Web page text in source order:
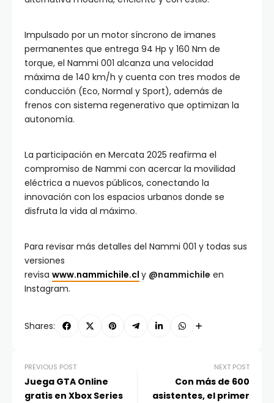
Impulsado por un motor síncrono de imanes
permanentes que entrega 94 Hp y 160 Nm de
torque, el Nammi 001 alcanza una velocidad
máxima de 140 km/h y cuenta con tres modos de
conducción (Eco, Normal y Sport), además de
frenos con sistema regenerativo que optimizan la
autonomía.
La participación en Mercata 2025 reafirma el
compromiso de Nammi con acercar la movilidad
eléctrica a nuevos públicos, conectando la
innovación con los espacios urbanos donde se
disfruta la vida al máximo.
Para revisar más detalles del Nammi 001 y todas sus
versiones
revisa www.nammichile.cl y @nammichile en
Instagram.
Shares:
PREVIOUS POST
Juega GTA Online
gratis en Xbox Series
NEXT POST
Con más de 600
asistentes, el primer